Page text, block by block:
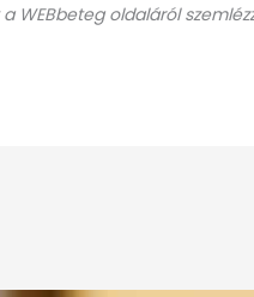
WEBbeteg oldaláról